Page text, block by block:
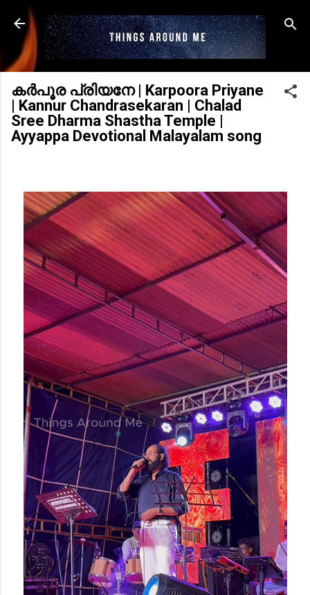
Skip to main content
കർപൂര പ്രിയനേ | Karpoora Priyane
| Kannur Chandrasekaran | Chalad
Sree Dharma Shastha Temple |
Ayyappa Devotional Malayalam song